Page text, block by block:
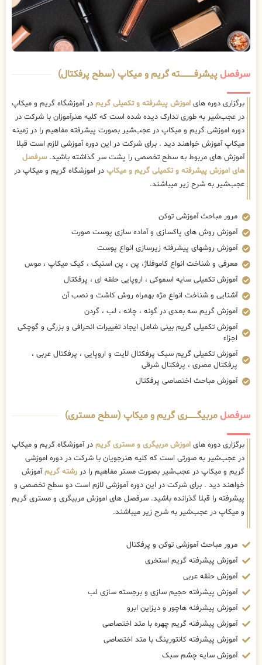
سرفصلپیشرفــــــــــــته گریم و میکاپ (سطح پرفکتال)
برگزاری دوره های اموزش پیشرفته و تکمیلی گریم در آموزشگاه گریم و میکاپ
در عجب‌شیر به طوری تدارک دیده شده است که کلیه هنرآموزان با شرکت در
دوره اموزشی گریم و میکاپ در عجب‌شیر بصورت پیشرفته مفاهیم را در زمینه
میکاپ آموزش خواهند دید . برای شرکت در این دوره آموزشی لازم است قبلا
آموزش های مربوط به سطح تخصصی را پشت سر گذاشته باشید.سرفصل
های اموزش پیشرفته و تکمیلی گریم و میکاپ در اموزشگاه گریم و میکاپ در
عجب‌شیر به شرح زیر میباشند.
مرور مباحث آموزشی توکن
آموزش روش های پاکسازی و آماده سازی پوست صورت
آموزش روشهای پیشرفته زیرسازی انواع پوست
معرفی و شناخت انواع کاموفلاژ، پن ، پن استیک ، کیک میکاپ ، موس
آموزش تکمیلی سایه اسموکی ، اروپایی حلقه ای ، پرفکتال
آشنایی و شناخت انواع مژه بهمراه روش کاشت و نصب آن
آموزش گریم سه بعدی در گونه ، چانه ، لب ، گردن
آموزش تکمیلی گریم بینی شامل ایجاد تغییرات انحرافی و بزرگی و گوچکی
اجزاء
آموزش تکمیلی گریم سبک پرفکتال لایت و اروپایی ، پرفکتال عربی ،
پرفکتال مصری ، پرفکتال شرقی
آموزش مباحث اختصاصی پرفکتال
سرفصلمربیگــــــــری گریم و میکاپ (سطح مستری)
برگزاری دوره های اموزش مربیگری و مستری گریم در آموزشگاه گریم و میکاپ
در عجب‌شیر به صورتی است که کلیه هنرجویان با شرکت در دوره اموزشی
گریم و میکاپ در عجب‌شیر بصورت مستر مفاهیم را در رشته گریمآموزش
خواهند دید . برای شرکت در این دوره آموزشی لازم است دو سطح تخصصی و
پیشرفته را قبلا گذرانده باشید. سرفصل های اموزش مربیگری و مستری گریم
و میکاپ در عجب‌شیر به شرح زیر میباشند.
مرور مباحث آموزشی توکن و پرفکتال
آموزش پیشرفته گریم استخری
آموزش حلقه عربی
آموزش پیشرفته حجیم سازی و برجسته سازی لب
آموزش پیشرفنه هاچور و دیزاین ابرو
آموزش پیشرفته گریم چهره با متد اختصاصی
آموزش پیشرفته کانتورینگ با متد اختصاصی
آموزش سایه چشم سبک